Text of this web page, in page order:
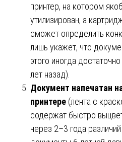
принтер, на котором
утилизирован, а
сможет определить
лишь укажет, что
этого иногда
лет назад).
Документ напечатан
принтере (лента с
содержат быстро
через 2–3 года